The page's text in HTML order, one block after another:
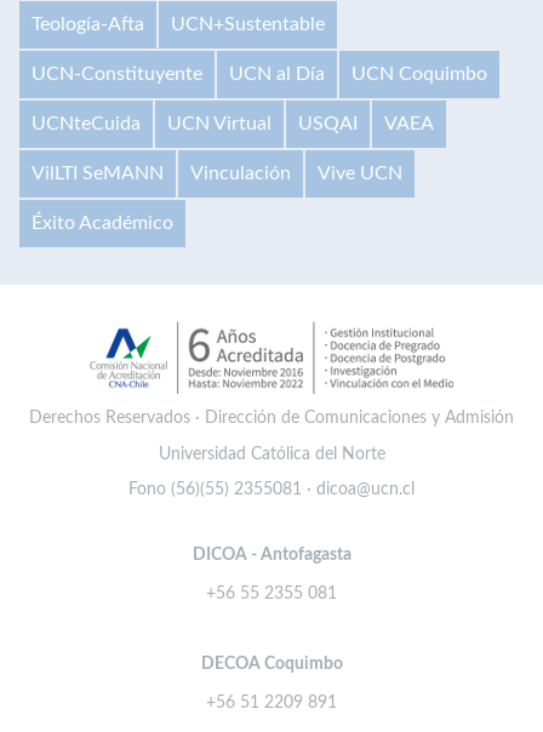
Teología-Afta UCN+Sustentable
UCN-Constituyente UCN al Día UCN Coquimbo
UCNteCuida UCN Virtual USQAI VAEA
VilLTI SeMANN Vinculación Vive UCN
Éxito Académico
Derechos Reservados · Dirección de Comunicaciones y Admisión
Universidad Católica del Norte
Fono (56)(55) 2355081 · dicoa@ucn.cl
DICOA - Antofagasta
+56 55 2355 081
DECOA Coquimbo
+56 51 2209 891